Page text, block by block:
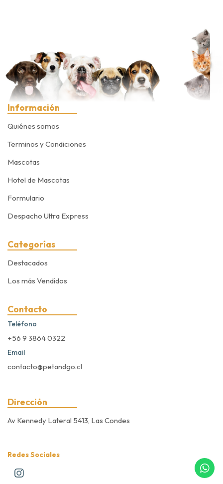
Información
Quiénes somos
Terminos y Condiciones
Mascotas
Hotel de Mascotas
Formulario
Despacho Ultra Express
Categorías
Destacados
Los más Vendidos
Contacto
Teléfono
+56 9 3864 0322
Email
contacto@petandgo.cl
Dirección
Av Kennedy Lateral 5413, Las Condes
Redes Sociales